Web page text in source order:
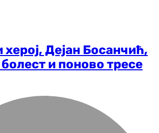
Дејан Босанчић,
и поново тресе